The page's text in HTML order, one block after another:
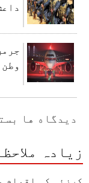
دیدگاه ها
زیادہ
کرزئی کی اقوام